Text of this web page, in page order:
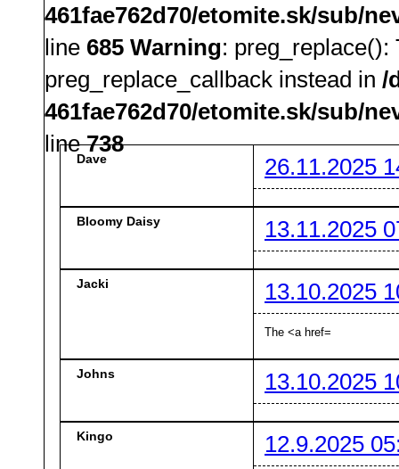
461fae762d70/etomite.sk/sub/
line 685 Warning: preg_replace():
preg_replace_callback instead in /
461fae762d70/etomite.sk/sub/
line738
Dave 26.11.2025
Bloomy Daisy 13.11.2025
Jacki 13.10.2025
The <a href=
Johns 13.10.2025
Kingo 12.9.2025